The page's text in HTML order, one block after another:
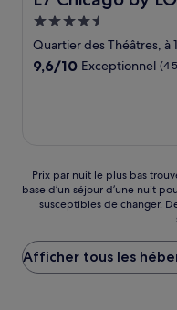
Hébergement
4.5 étoiles
Quartier des Théâtres, à
9.6
9,6/10 Exceptionnel (4
Prix
par
nuit
plus
bas
trouvé
Prix par nuit le plus bas
base d’un séjour d’une nuit
susceptibles de changer.
Afficher tous les